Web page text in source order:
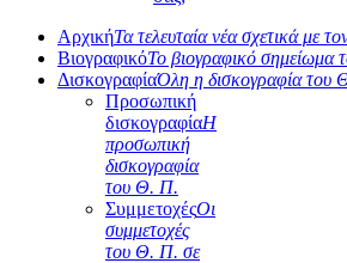
ΑρχικήΤα τελευταία νέα σχετικά με
ΒιογραφικόΤο βιογραφικό σημείωμα
ΔισκογραφίαΌλη η δισκογραφία του
Προσωπική
δισκογραφίαΗ
προσωπική
δισκογραφία
του Θ. Π.
ΣυμμετοχέςΟι
συμμετοχές
του Θ. Π. σε